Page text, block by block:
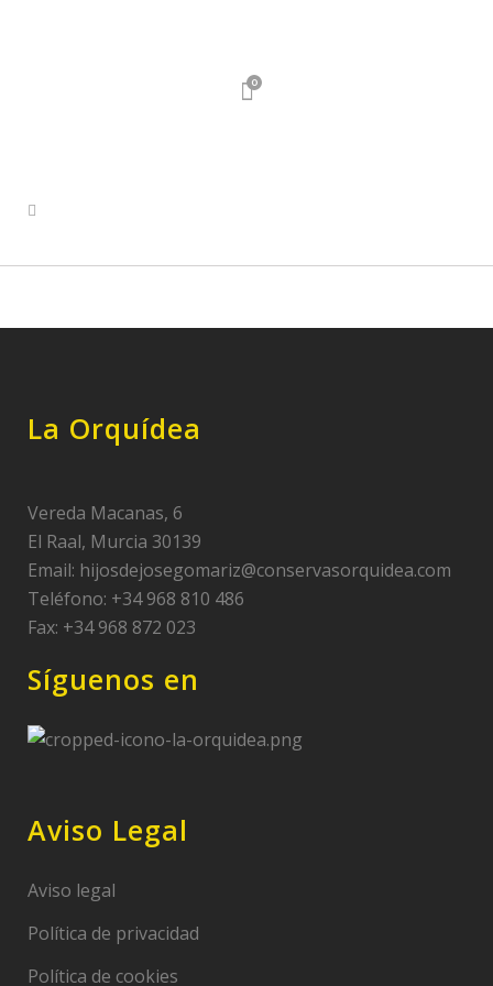
0
La Orquídea
Vereda Macanas, 6
El Raal, Murcia 30139
Email: hijosdejosegomariz@conservasorquidea.com
Teléfono: +34 968 810 486
Fax: +34 968 872 023
Síguenos en
Aviso Legal
Aviso legal
Política de privacidad
Política de cookies